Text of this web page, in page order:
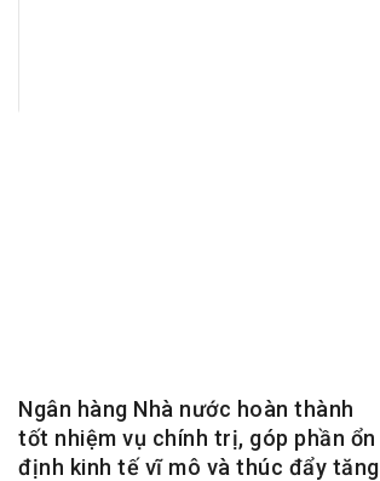
Ngân hàng Nhà nước hoàn thành
tốt nhiệm vụ chính trị, góp phần ổn
định kinh tế vĩ mô và thúc đẩy tăng